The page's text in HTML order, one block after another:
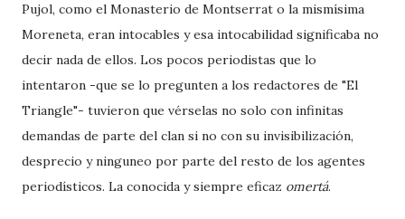
Pujol, como el Monasterio de Montserrat o la mismísima
Moreneta, eran intocables y esa intocabilidad significaba no
decir nada de ellos. Los pocos periodistas que lo
intentaron -que se lo pregunten a los redactores de "El
Triangle"- tuvieron que vérselas no solo con infinitas
demandas de parte del clan si no con su invisibilización,
desprecio y ninguneo por parte del resto de los agentes
periodísticos. La conocida y siempre eficaz omertá.